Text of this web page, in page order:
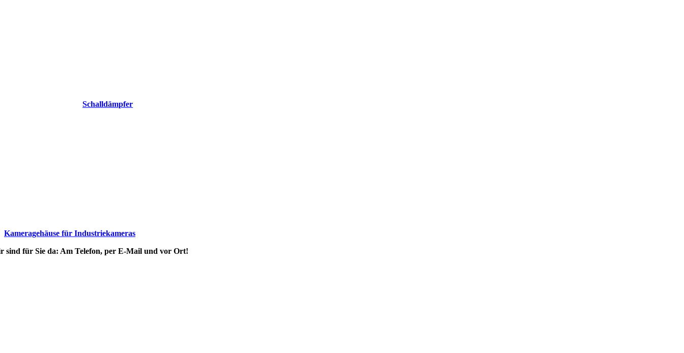
Schalldämpfer
Kameragehäuse für Industriekameras
sind für Sie da: Am Telefon, per E-Mail und vor Ort!